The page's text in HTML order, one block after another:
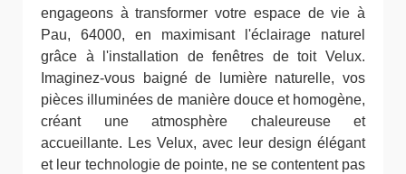
engageons à transformer votre espace de vie à
Pau, 64000, en maximisant l'éclairage naturel
grâce à l'installation de fenêtres de toit Velux.
Imaginez-vous baigné de lumière naturelle, vos
pièces illuminées de manière douce et homogène,
créant une atmosphère chaleureuse et
accueillante. Les Velux, avec leur design élégant
et leur technologie de pointe, ne se contentent pas